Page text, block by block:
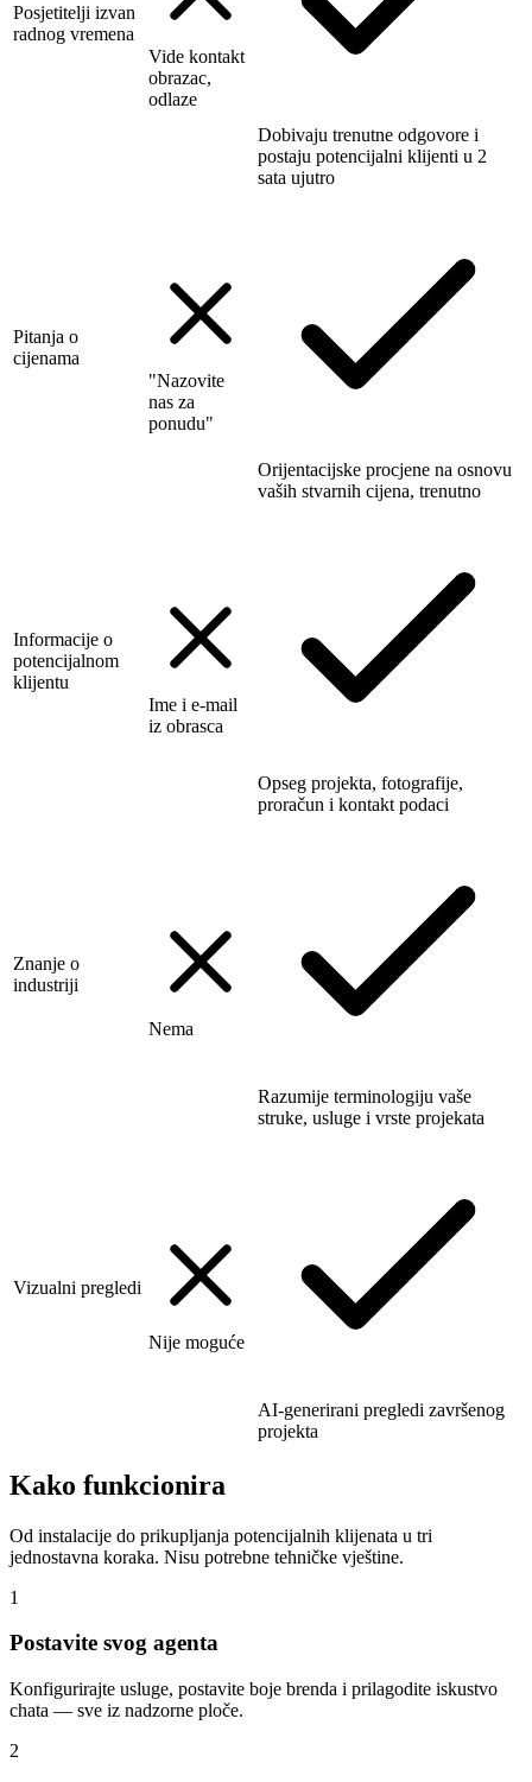
Posjetitelji izvan
radnog vremena
Vide kontakt
obrazac,
odlaze
Dobivaju trenutne odgovore i
postaju potencijalni klijenti u 2
sata ujutro
Pitanja o
cijenama
"Nazovite
nas za
ponudu"
Orijentacijske procjene na osnovu
vaših stvarnih cijena, trenutno
Informacije o
potencijalnom
klijentu
Ime i e-mail
iz obrasca
Opseg projekta, fotografije,
proračun i kontakt podaci
Znanje o
industriji
Nema
Razumije terminologiju vaše
struke, usluge i vrste projekata
Vizualni pregledi
Nije moguće
AI-generirani pregledi završenog
projekta
Kako funkcionira
Od instalacije do prikupljanja potencijalnih klijenata u tri
jednostavna koraka. Nisu potrebne tehničke vještine.
1
Postavite svog agenta
Konfigurirajte usluge, postavite boje brenda i prilagodite iskustvo
chata — sve iz nadzorne ploče.
2